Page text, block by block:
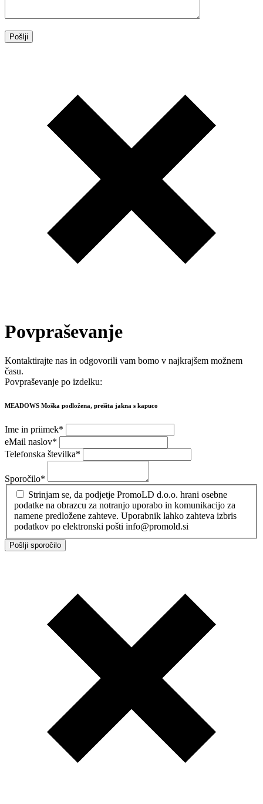
Povpraševanje
Kontaktirajte nas in odgovorili vam bomo v najkrajšem možnem
času.
Povpraševanje po izdelku:
MEADOWS Moška podložena, prešita jakna s kapuco
Ime in priimek*
eMail naslov*
Telefonska številka*
Sporočilo*
Strinjam se, da podjetje PromoLD d.o.o. hrani osebne
podatke na obrazcu za notranjo uporabo in komunikacijo za
namene predložene zahteve. Uporabnik lahko zahteva izbris
podatkov po elektronski pošti info@promold.si
Pošlji sporočilo